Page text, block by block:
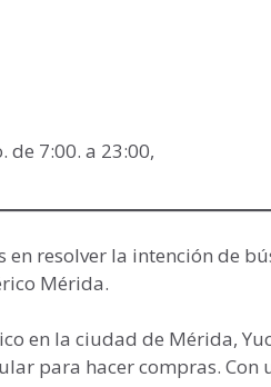
de 7:00. a 23:00,
en resolver la intención de
Mérida.
en la ciudad de Mérida,
para hacer compras.